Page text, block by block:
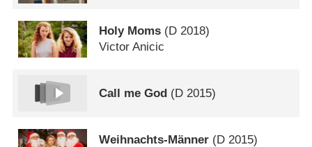
Holy Moms (D 2018)
Victor Anicic
Call me God (D 2015)
Weihnachts-Männer (D 2015)